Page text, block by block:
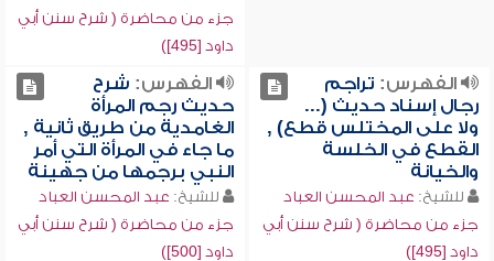
جزء من محاضرة ( شرح سنن أبي
داود [495])
الفهرس: تراجم
رجال إسناد حديث (...
ولا على المختلس قطع) ,
القطع في الخلسة
والخيانة
للشيخ: عبد المحسن العباد
جزء من محاضرة ( شرح سنن أبي
داود [495])
الفهرس: شرح
حديث رجم المرأة
الغامدية من طريق ثانية ,
ما جاء في المرأة التي أمر
النبي برجمها من جهينة
للشيخ: عبد المحسن العباد
جزء من محاضرة ( شرح سنن أبي
داود [500])